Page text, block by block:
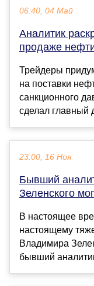
06:40, 04 Май
Аналитик
продаже
Трейдеры
на поставки
санкционного
сделал главный
23:00, 16 Ноя
Бывший
Зеленского
В настоящее
настоящему
Владимира
бывший